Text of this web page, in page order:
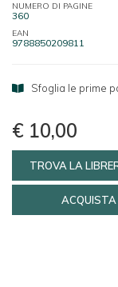
NUMERO DI PAGINE
360
EAN
9788850209811
Sfoglia le prime
€ 10,00
TROVA LA
ACQUISTA